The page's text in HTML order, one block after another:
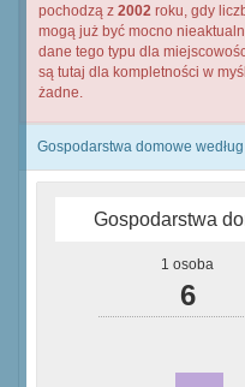
pochodzą z 2002 roku, gdy
mogą już być mocno
dane tego typu dla
są tutaj dla kompletności w
żadne.
Gospodarstwa domowe
Gospodarstwa
1 osoba
6